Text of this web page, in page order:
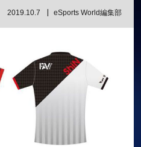
2019.10.7 eSports World編集部